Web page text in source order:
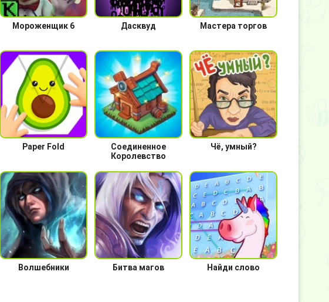
Мороженщик 6 Дасквуд Мастера торгов
Paper Fold
Соединенное
Королевство
Чё, умный?
Волшебники Битва магов Найди слово